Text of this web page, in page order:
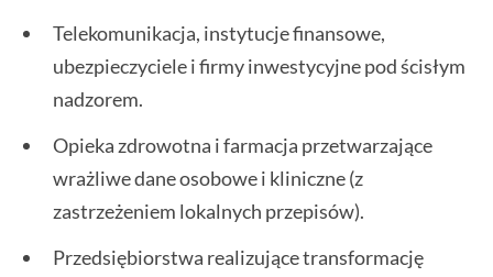
Telekomunikacja, instytucje finansowe,
ubezpieczyciele i firmy inwestycyjne pod ścisłym
nadzorem.
Opieka zdrowotna i farmacja przetwarzające
wrażliwe dane osobowe i kliniczne (z
zastrzeżeniem lokalnych przepisów).
Przedsiębiorstwa realizujące transformację